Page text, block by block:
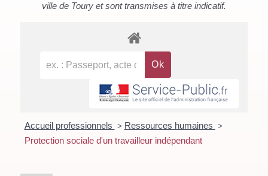
ville de Toury et sont transmises à titre indicatif.
Accueil professionnels > Ressources humaines >
Protection sociale d'un travailleur indépendant